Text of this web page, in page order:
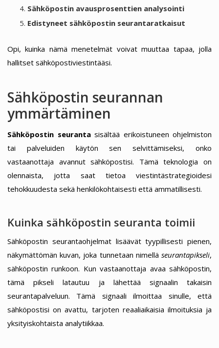
Sähköpostin avausprosenttien analysointi
Edistyneet sähköpostin seurantaratkaisut
Opi, kuinka nämä menetelmät voivat muuttaa tapaa, jolla
hallitset sähköpostiviestintääsi.
Sähköpostin seurannan
ymmärtäminen
Sähköpostin seurantasisältää erikoistuneen ohjelmiston
tai palveluiden käytön sen selvittämiseksi, onko
vastaanottaja avannut sähköpostisi. Tämä teknologia on
olennaista, jotta saat tietoa viestintästrategioidesi
tehokkuudesta sekä henkilökohtaisesti että ammatillisesti.
Kuinka sähköpostin seuranta toimii
Sähköpostin seurantaohjelmat lisäävät tyypillisesti pienen,
näkymättömän kuvan, joka tunnetaan nimellä seurantapikseli,
sähköpostin runkoon. Kun vastaanottaja avaa sähköpostin,
tämä pikseli latautuu ja lähettää signaalin takaisin
seurantapalveluun. Tämä signaali ilmoittaa sinulle, että
sähköpostisi on avattu, tarjoten reaaliaikaisia ilmoituksia ja
yksityiskohtaista analytiikkaa.